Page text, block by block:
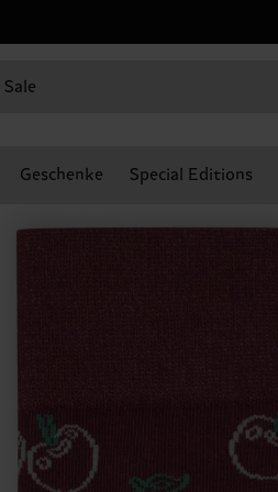
Sale
Geschenke Special Editions